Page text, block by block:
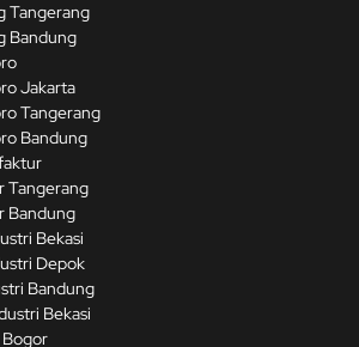
Tangerang
Bandung
Jakarta
Tangerang
Bandung
Tangerang
Bandung
Bekasi
Depok
Bandung
Bekasi